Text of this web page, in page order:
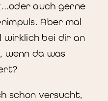
auch gerne
Aber mal
wirklich bei dir an
wenn da was
schon versucht,